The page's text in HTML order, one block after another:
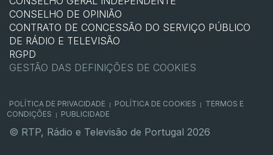
CONSELHO DE OPINIÃO
CONTRATO DE CONCESSÃO DO SERVIÇO PÚBLICO
DE RÁDIO E TELEVISÃO
RGPD
GESTÃO DAS DEFINIÇÕES DE COOKIES
POLÍTICA DE PRIVACIDADE POLÍTICA DE COOKIES
TERMOS E
CONDIÇÕES
PUBLICIDADE
© RTP, Rádio e Televisão de Portugal 2026